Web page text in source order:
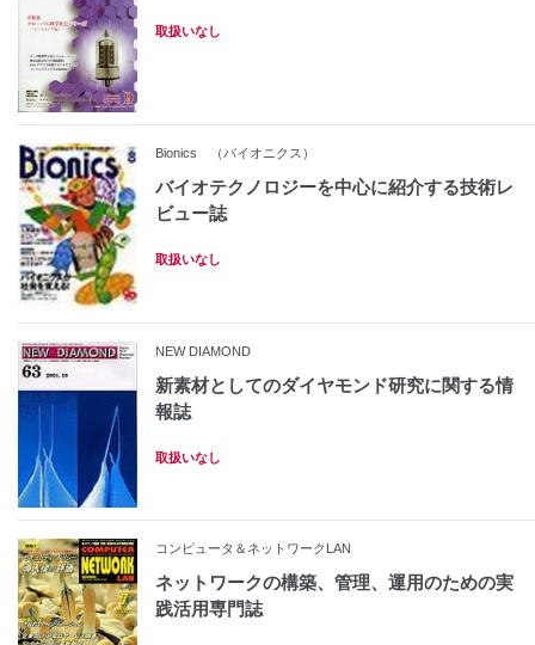
取扱いなし
Bionics （バイオニクス）
バイオテクノロジーを中心に紹介する技術レ
ビュー誌
取扱いなし
NEW DIAMOND
新素材としてのダイヤモンド研究に関する情
報誌
取扱いなし
コンピュータ＆ネットワークLAN
ネットワークの構築、管理、運用のための実
践活用専門誌